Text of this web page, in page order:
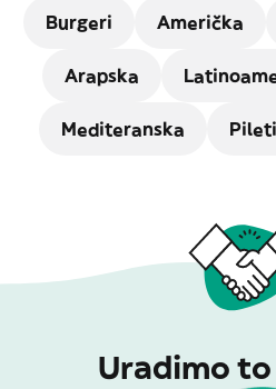
Burgeri Američka
Arapska
Mediteranska
Uradimo